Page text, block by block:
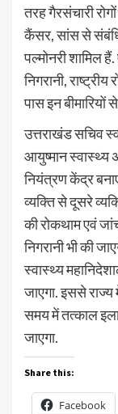
तरह गैरसंचारी
कैंसर, सांस से
पल्मोनरी शामिल
निगरानी,
पास इन बीमारियों
उत्तराखंड सचिव
आयुष्मान स्वास्थ्य
नियंत्रण केंद्र
व्यक्ति से दूसरे
की रोकथाम एवं
निगरानी भी की
स्वास्थ्य
जाएगा. इससे
समय में तत्काल
जाएगा.
Share this:
Facebook